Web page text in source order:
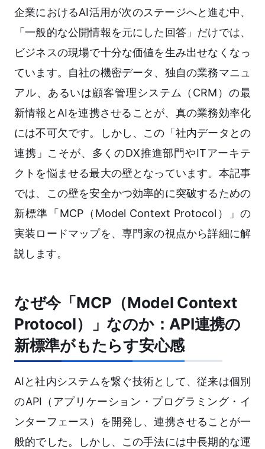
企業におけるAI活用が次のステージへと進む中、
「一般的な公開情報を元にした回答」だけでは、
ビジネスの現場で十分な価値を生み出せなくなっ
ています。自社の機密データ、独自の業務マニュ
アル、あるいは顧客管理システム（CRM）の最
新情報とAIを連携させることが、真の業務効率化
には不可欠です。しかし、この「社内データとの
連携」こそが、多くのDX推進部門やITアーキテ
クトを悩ませる最大の壁となっています。本記事
では、この壁を安全かつ効率的に突破するための
新標準「MCP（Model Context Protocol）」の
実装ロードマップを、専門家の視点から詳細に解
説します。
なぜ今「MCP（Model Context
Protocol）」なのか：API連携の
新標準がもたらす安心感
AIと社内システムを繋ぐ技術として、従来は個別
のAPI（アプリケーション・プログラミング・イ
ンターフェース）を開発し、連携させることが一
般的でした。しかし、この手法には中長期的な運